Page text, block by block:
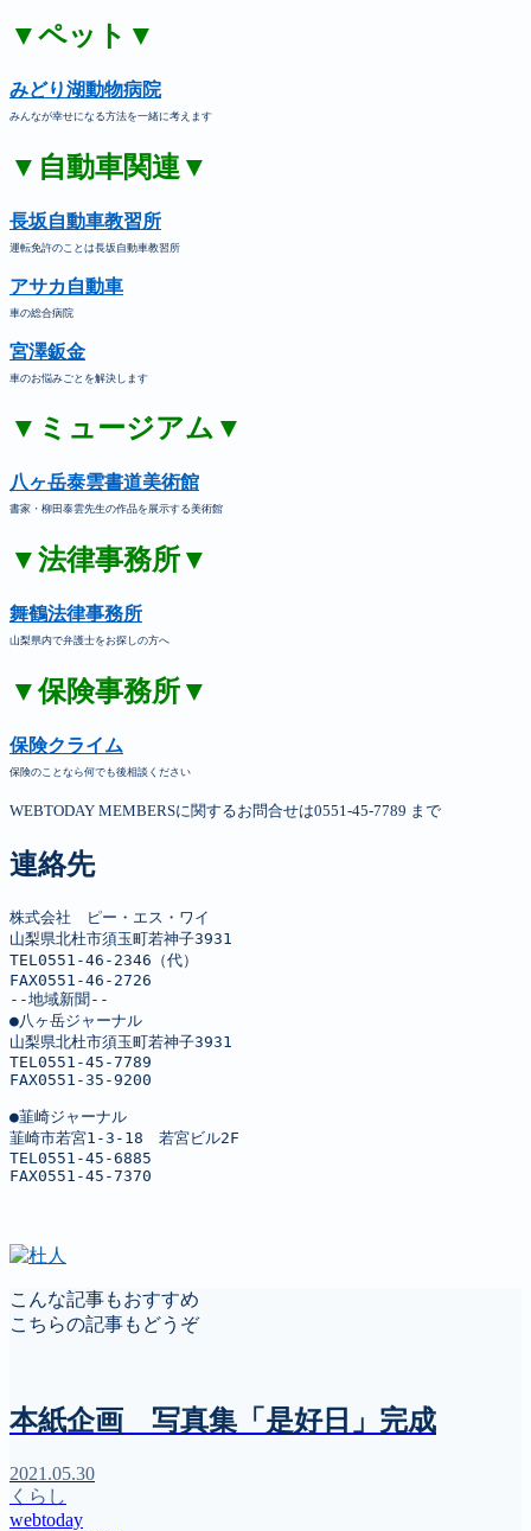
▼ペット▼
みどり湖動物病院
みんなが幸せになる方法を一緒に考えます
▼自動車関連▼
長坂自動車教習所
運転免許のことは長坂自動車教習所
アサカ自動車
車の総合病院
宮澤鈑金
車のお悩みごとを解決します
▼ミュージアム▼
八ヶ岳泰雲書道美術館
書家・柳田泰雲先生の作品を展示する美術館
▼法律事務所▼
舞鶴法律事務所
山梨県内で弁護士をお探しの方へ
▼保険事務所▼
保険クライム
保険のことなら何でも後相談ください
WEBTODAY MEMBERSに関するお問合せは0551-45-7789 まで
連絡先
株式会社　ピー・エス・ワイ
山梨県北杜市須玉町若神子3931
TEL0551-46-2346（代）
FAX0551-46-2726
--地域新聞--
●八ヶ岳ジャーナル
山梨県北杜市須玉町若神子3931
TEL0551-45-7789
FAX0551-35-9200
●韮崎ジャーナル
韮崎市若宮1-3-18　若宮ビル2F
TEL0551-45-6885
FAX0551-45-7370
こんな記事もおすすめ
こちらの記事もどうぞ
本紙企画 写真集「是好日」完成
2021.05.30
くらし
webtoday